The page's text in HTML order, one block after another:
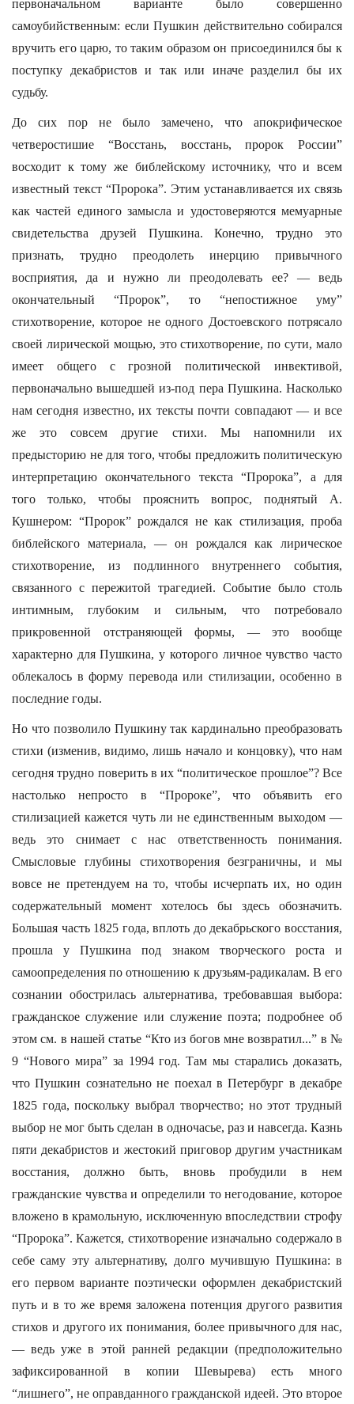
первоначальном варианте было совершенно
самоубийственным: если Пушкин действительно собирался
вручить его царю, то таким образом он присоединился бы к
поступку декабристов и так или иначе разделил бы их
судьбу.
До сих пор не было замечено, что апокрифическое
четверостишие “Восстань, восстань, пророк России”
восходит к тому же библейскому источнику, что и всем
известный текст “Пророка”. Этим устанавливается их связь
как частей единого замысла и удостоверяются мемуарные
свидетельства друзей Пушкина. Конечно, трудно это
признать, трудно преодолеть инерцию привычного
восприятия, да и нужно ли преодолевать ее? — ведь
окончательный “Пророк”, то “непостижное уму”
стихотворение, которое не одного Достоевского потрясало
своей лирической мощью, это стихотворение, по сути, мало
имеет общего с грозной политической инвективой,
первоначально вышедшей из-под пера Пушкина. Насколько
нам сегодня известно, их тексты почти совпадают — и все
же это совсем другие стихи. Мы напомнили их
предысторию не для того, чтобы предложить политическую
интерпретацию окончательного текста “Пророка”, а для
того только, чтобы прояснить вопрос, поднятый А.
Кушнером: “Пророк” рождался не как стилизация, проба
библейского материала, — он рождался как лирическое
стихотворение, из подлинного внутреннего события,
связанного с пережитой трагедией. Событие было столь
интимным, глубоким и сильным, что потребовало
прикровенной отстраняющей формы, — это вообще
характерно для Пушкина, у которого личное чувство часто
облекалось в форму перевода или стилизации, особенно в
последние годы.
Но что позволило Пушкину так кардинально преобразовать
стихи (изменив, видимо, лишь начало и концовку), что нам
сегодня трудно поверить в их “политическое прошлое”? Все
настолько непросто в “Пророке”, что объявить его
стилизацией кажется чуть ли не единственным выходом —
ведь это снимает с нас ответственность понимания.
Смысловые глубины стихотворения безграничны, и мы
вовсе не претендуем на то, чтобы исчерпать их, но один
содержательный момент хотелось бы здесь обозначить.
Большая часть 1825 года, вплоть до декабрьского восстания,
прошла у Пушкина под знаком творческого роста и
самоопределения по отношению к друзьям-радикалам. В его
сознании обострилась альтернатива, требовавшая выбора:
гражданское служение или служение поэта; подробнее об
этом см. в нашей статье “Кто из богов мне возвратил...” в №
9 “Нового мира” за 1994 год. Там мы старались доказать,
что Пушкин сознательно не поехал в Петербург в декабре
1825 года, поскольку выбрал творчество; но этот трудный
выбор не мог быть сделан в одночасье, раз и навсегда. Казнь
пяти декабристов и жестокий приговор другим участникам
восстания, должно быть, вновь пробудили в нем
гражданские чувства и определили то негодование, которое
вложено в крамольную, исключенную впоследствии строфу
“Пророка”. Кажется, стихотворение изначально содержало в
себе саму эту альтернативу, долго мучившую Пушкина: в
его первом варианте поэтически оформлен декабристский
путь и в то же время заложена потенция другого развития
стихов и другого их понимания, более привычного для нас,
— ведь уже в этой ранней редакции (предположительно
зафиксированной в копии Шевырева) есть много
“лишнего”, не оправданного гражданской идеей. Это второе